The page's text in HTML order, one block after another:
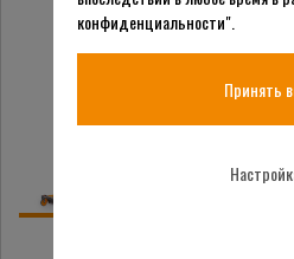
конфиденциальности".
Принять